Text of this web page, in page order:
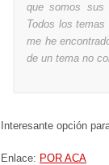
que somos
Todos los
me he
de un tema no
Interesante opción
Enlace: POR ACA